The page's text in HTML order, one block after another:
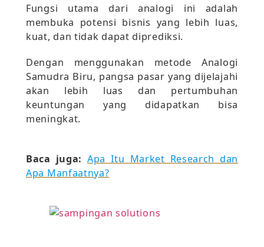
Fungsi utama dari analogi ini adalah
membuka potensi bisnis yang lebih luas,
kuat, dan tidak dapat diprediksi.
Dengan menggunakan metode Analogi
Samudra Biru, pangsa pasar yang dijelajahi
akan lebih luas dan pertumbuhan
keuntungan yang didapatkan bisa
meningkat.
Baca juga: Apa Itu Market Research dan
Apa Manfaatnya?